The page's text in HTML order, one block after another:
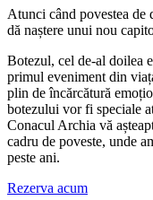
Atunci când povestea
dă naștere unui nou
Botezul, cel de-al doilea
primul eveniment din
plin de încărcătură
botezului vor fi speciale
Conacul Archia vă
cadru de poveste, unde
peste ani.
Rezerva acum